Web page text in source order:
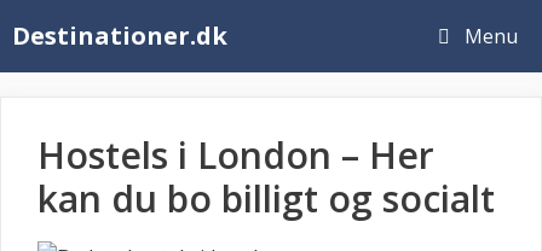
til
indhold
Destinationer.dk Menu
Hostels i London – Her
kan du bo billigt og socialt